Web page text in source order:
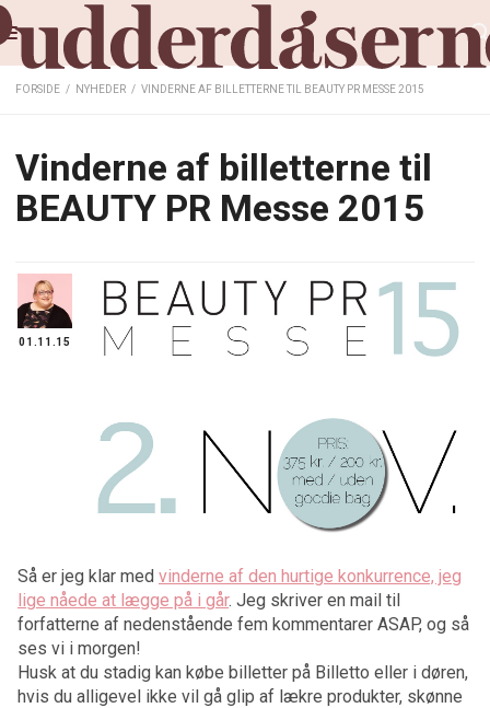
FORSIDE / NYHEDER / VINDERNE AF BILLETTERNE TIL BEAUTY PR MESSE 2015
Vinderne af billetterne til
BEAUTY PR Messe 2015
01.11.15
Så er jeg klar med vinderne af den hurtige konkurrence, jeg
lige nåede at lægge på i går. Jeg skriver en mail til
forfatterne af nedenstående fem kommentarer ASAP, og så
ses vi i morgen!
Husk at du stadig kan købe billetter på Billetto eller i døren,
hvis du alligevel ikke vil gå glip af lækre produkter, skønne